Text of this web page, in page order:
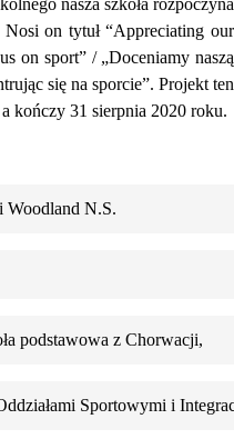
Nosi on tytuł“Appreciating our
on sport” / „Doceniamy naszą
się na sporcie”. Projekt ten
kończy 31 sierpnia 2020 roku.
Woodland N.S.
podstawowa z Chorwacji,
Sportowymi i